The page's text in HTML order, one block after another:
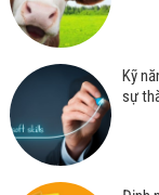
Kỹ
sự